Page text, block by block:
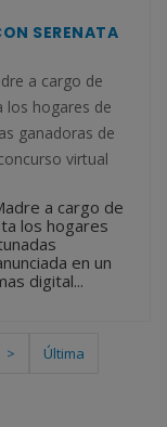
SERENATA
a cargo de
los hogares de
ganadoras de
virtual
a cargo de
los hogares
en un
digital...
> Última